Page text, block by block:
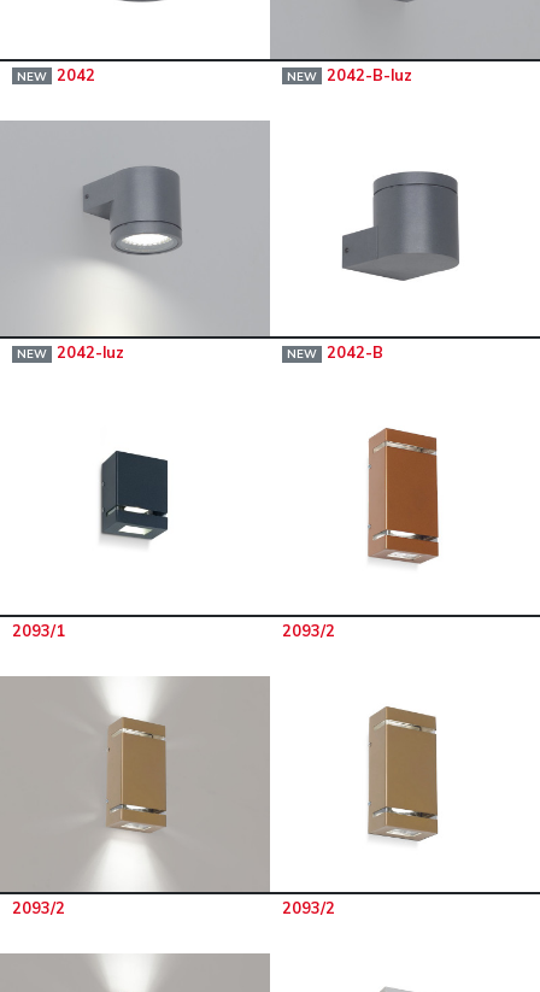
NEW 2042 NEW 2042-B-luz
NEW 2042-luz NEW 2042-B
2093/1 2093/2
2093/2 2093/2